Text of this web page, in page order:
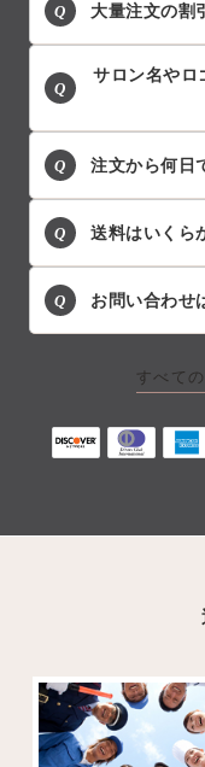
Q 大量注文の割
Q
サロン名やロ
Q 注文から何日
Q 送料はいくら
Q お問い合わせ
すべて